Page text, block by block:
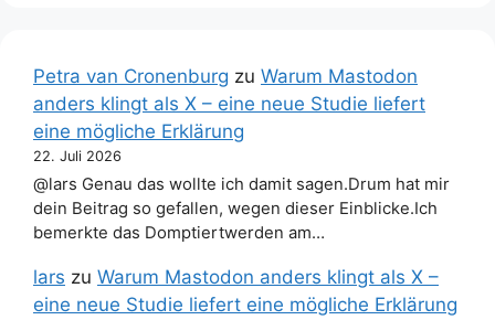
Petra van Cronenburg zu Warum Mastodon
anders klingt als X – eine neue Studie liefert
eine mögliche Erklärung
22. Juli 2026
@lars Genau das wollte ich damit sagen.Drum hat mir
dein Beitrag so gefallen, wegen dieser Einblicke.Ich
bemerkte das Domptiertwerden am…
lars zu Warum Mastodon anders klingt als X –
eine neue Studie liefert eine mögliche Erklärung